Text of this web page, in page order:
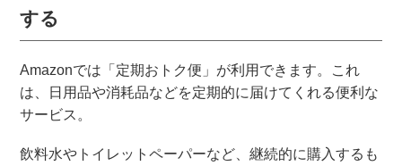
する
Amazonでは「定期おトク便」が利用できます。これ
は、日用品や消耗品などを定期的に届けてくれる便利な
サービス。
飲料水やトイレットペーパーなど、継続的に購入するも